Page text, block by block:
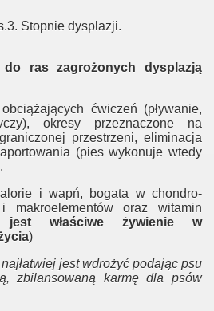
Stopnie dysplazji.
ras zagrożonych dysplazją
ćwiczeń (pływanie,
okresy przeznaczone na
przestrzeni, eliminacja
(pies wykonuje wtedy
i wapń,
bogata w chondro-
makroelementów oraz witamin
jest właściwe żywienie w
)
jest wdrożyć podając psu
zbilansowaną karmę dla psów